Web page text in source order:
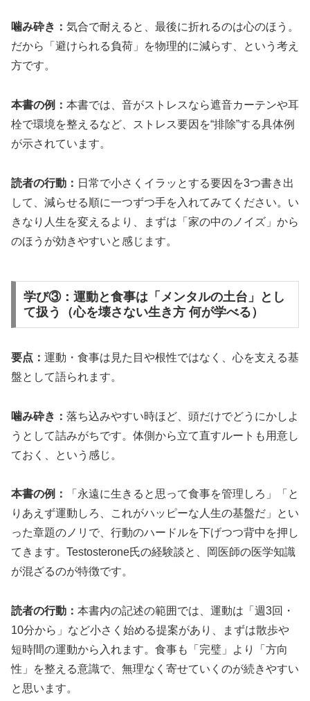
噛み砕き： 気合で耐えると、最後に折れるのは心のほう。
だから「避けられる負荷」を物理的に減らす、という考え
方です。
本書の例： 本書では、音がストレスなら遮音カーテンや耳
栓で環境を整えるなど、ストレス要因を“排除”する具体例
が示されています。
読者の行動： 日常で小さくイラッとする要因を3つ書き出
して、減らせる順に一つずつ手を入れてみてください。い
きなり人生を変えるより、まずは「家の中のノイズ」から
のほうが効きやすいと感じます。
学び③：運動と食事は「メンタルの土台」とし
て扱う（心を壊さない生き方 何が学べる）
要点： 運動・食事は見た目や根性ではなく、心を支える基
盤として語られます。
噛み砕き： 落ち込みやすい時ほど、頭だけでどうにかしよ
うとして詰みがちです。体側から立て直すルートも用意し
ておく、という感じ。
本書の例：
「永遠に生きると思って食事を管理しろ」「と
りあえず運動しろ、これがハッピーな人生の基盤だ」とい
った章題のノリで、行動のハードルを下げつつ背中を押し
てきます。Testosterone氏の経験談と、岡医師の医学知識
が混ざるのが特徴です。
読者の行動： 本書内の記述の範囲では、運動は「週3回・
10分から」など小さく始める提案があり、まずは散歩や
短時間の運動から入れます。食事も「完璧」より「方向
性」を整える意識で、無理なく寄せていくのが続きやすい
と思います。